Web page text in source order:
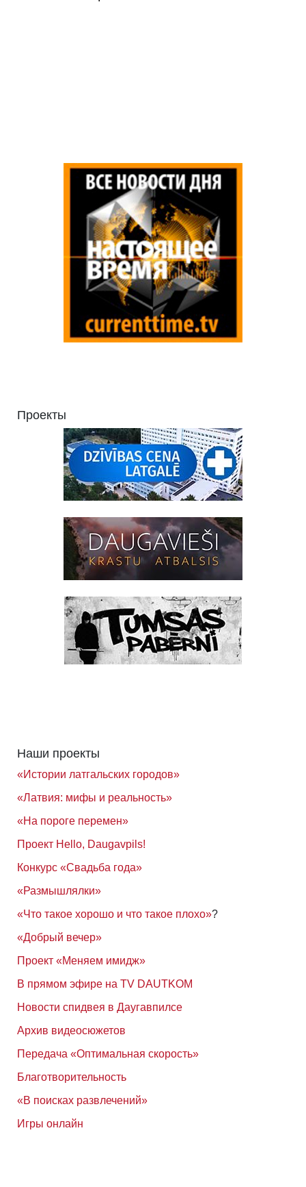
Проекты
Наши проекты
«Истории латгальских городов»
«Латвия: мифы и реальность»
«На пороге перемен»
Проект Hello, Daugavpils!
Конкурс «Свадьба года»
«Размышлялки»
«Что такое хорошо и что такое плохо»?
«Добрый вечер»
Проект «Меняем имидж»
В прямом эфире на TV DAUTKOM
Новости спидвея в Даугавпилсе
Архив видеосюжетов
Передача «Оптимальная скорость»
Благотворительность
«В поисках развлечений»
Игры онлайн